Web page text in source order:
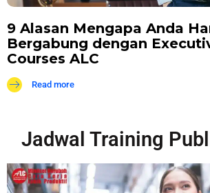
9 Alasan Mengapa Anda
Bergabung dengan
Courses ALC
Read more
Jadwal Training